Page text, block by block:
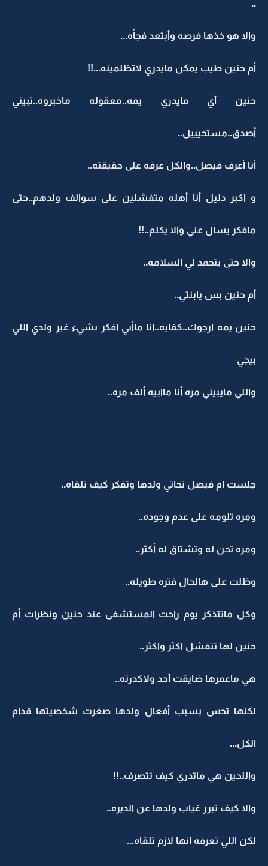
..
والا هو خذها فرصه وأبتعد فجأه...
أم حنين طيب يمكن مايدري لاتظلمينه...!!
حنين أي مايدري يمه..معقوله ماخبروه..تبيني
أصدق..مستحيييل..
أنا أعرف فيصل..والكل عرفه على حقيقته..
و اكبر دليل أنا أهله متفشلين على سوالف ولدهم..حتى
مافكر يسأل عني والا يكلم..!!
والا حتى يتحمد لي السلامه..
أم حنين بس يابنتي..
حنين يمه ارجوك..كفايه..انا ماأبي افكر بشيء غير ولدي اللي
بيجي
واللي مايبيني مره أنا ماابيه ألف مره..
جلست ام فيصل تحاتي ولدها وتفكر كيف تلقاه..
ومره تلومه على عدم وجوده..
ومره تحن له وتشتاق له أكثر..
وظلت على هالحال فتره طويله..
وكل ماتتذكر يوم راحت المستشفى عند حنين ونظرات أم
حنين لها تتفشل اكثر واكثر..
هي ماعمرها ضايقت أحد ولاكدرته..
لكنها تحس بسبب أفعال ولدها صغرت شخصيتها قدام
الكل...
واللحين هي ماتدري كيف تتصرف..!!
والا كيف تبرر غياب ولدها عن الديره..
لكن اللي تعرفه انها لازم تلقاه...